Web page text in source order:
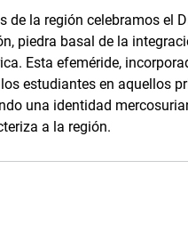
de la región celebramos el
piedra basal de la
Esta efeméride,
estudiantes en aquellos
una identidad
a la región.